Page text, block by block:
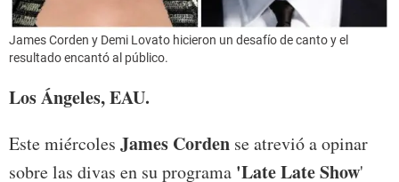
James Corden y Demi Lovato hicieron un desafío de canto y el
resultado encantó al público.
Los Ángeles, EAU.
Este miércoles James Corden se atrevió a opinar
sobre las divas en su programa 'Late Late Show'